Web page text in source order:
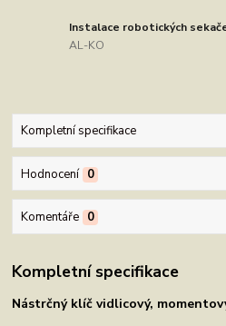
Instalace robotických
AL-KO
Kompletní specifikace
Hodnocení 0
Komentáře 0
Kompletní specifikace
Nástrčný klíč vidlicový,